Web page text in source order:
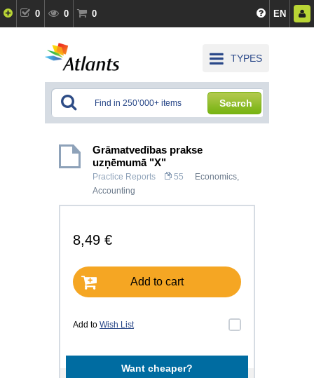
0 0 0 EN
TYPES
Search
Grāmatvedības prakse
uzņēmumā "X"
Practice Reports 55 Economics,
Accounting
8,49 €
Add to cart
Add to Wish List
Want cheaper?